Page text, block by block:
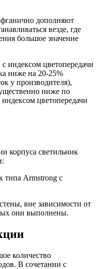
дополняют
везде, где
большое значение
индексом цветопередачи
ниже на 20-25%
у производителя),
ниже по
цветопередачи
корпуса светильник
типа Armstrong с
вне зависимости от
они выполнены.
количество
В сочетании с